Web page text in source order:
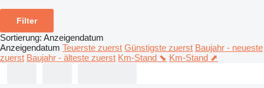
Filter
Sortierung: Anzeigendatum
Anzeigendatum Teuerste zuerst Günstigste zuerst Baujahr - neueste
zuerst Baujahr - älteste zuerst Km-Stand ⬊ Km-Stand ⬈